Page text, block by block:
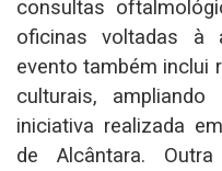
consultas
oficinas voltadas à
evento também inclui
culturais,
iniciativa realizada
de Alcântara.